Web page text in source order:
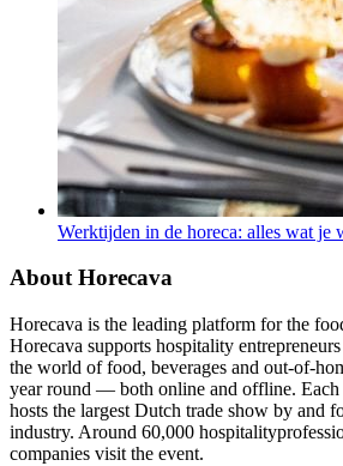
Werktijden in de horeca: alles wat je
About Horecava
Horecava is the leading platform for the
Horecava supports hospitality
the world of food, beverages and out-of-
year round — both online and offline. Each
hosts the largest Dutch trade show by and
industry. Around 60,000
companies visit the event.